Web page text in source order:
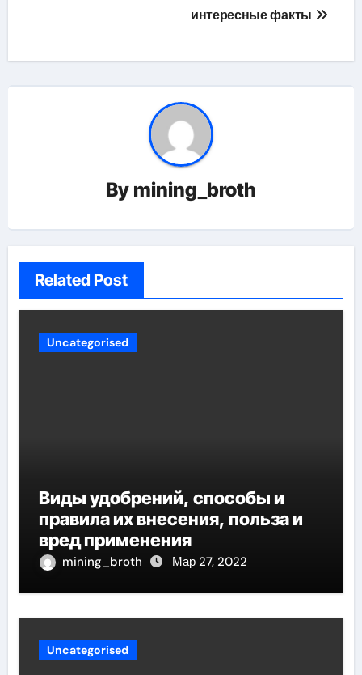
интересные факты
By mining_broth
Related Post
Uncategorised
Виды удобрений, способы и
правила их внесения, польза и
вред применения
mining_broth Мар 27, 2022
Uncategorised